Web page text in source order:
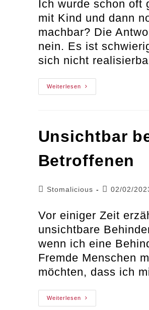
Ich wurde schon oft
mit Kind und dann
machbar? Die
nein. Es ist
sich nicht
WeiterlesenPrüfung
Vs.
Unsichtbar
Betroffenen
Beitrags-
Stomalicious
Beitrag
02/02/
Vor einiger Zeit
unsichtbare
wenn ich eine
Fremde Menschen
möchten, dass ich
WeiterlesenUnsichtbar
Behindert